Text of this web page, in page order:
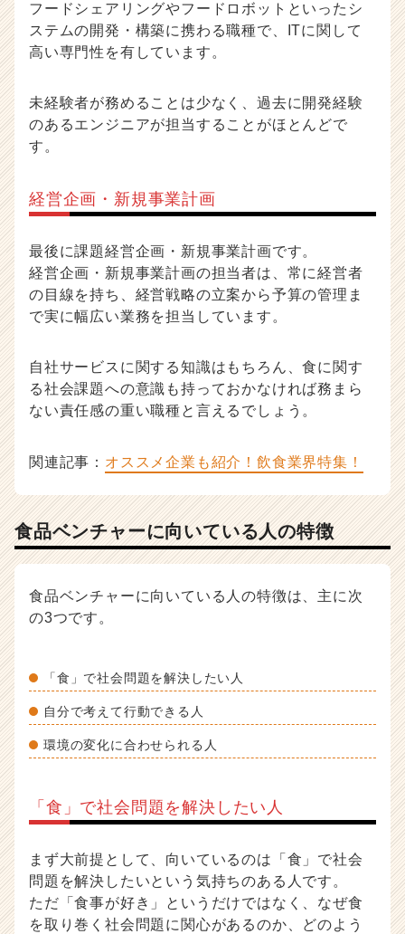
フードシェアリングやフードロボットといったシ
ステムの開発・構築に携わる職種で、ITに関して
高い専門性を有しています。
未経験者が務めることは少なく、過去に開発経験
のあるエンジニアが担当することがほとんどで
す。
経営企画・新規事業計画
最後に課題経営企画・新規事業計画です。
経営企画・新規事業計画の担当者は、常に経営者
の目線を持ち、経営戦略の立案から予算の管理ま
で実に幅広い業務を担当しています。
自社サービスに関する知識はもちろん、食に関す
る社会課題への意識も持っておかなければ務まら
ない責任感の重い職種と言えるでしょう。
関連記事： オススメ企業も紹介！飲食業界特集！
食品ベンチャーに向いている人の特徴
食品ベンチャーに向いている人の特徴は、主に次
の3つです。
「食」で社会問題を解決したい人
自分で考えて行動できる人
環境の変化に合わせられる人
「食」で社会問題を解決したい人
まず大前提として、向いているのは「食」で社会
問題を解決したいという気持ちのある人です。
ただ「食事が好き」というだけではなく、なぜ食
を取り巻く社会問題に関心があるのか、どのよう